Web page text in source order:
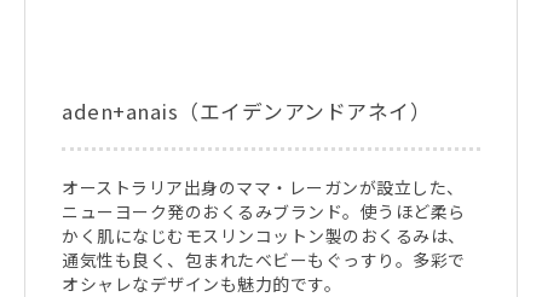
aden+anais（エイデンアンドアネイ）
オーストラリア出身のママ・レーガンが設立した、
ニューヨーク発のおくるみブランド。使うほど柔ら
かく肌になじむモスリンコットン製のおくるみは、
通気性も良く、包まれたベビーもぐっすり。多彩で
オシャレなデザインも魅力的です。